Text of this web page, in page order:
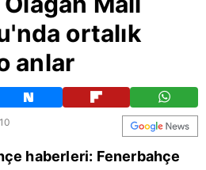
ortalık
anlar
haberleri: Fenerbahçe